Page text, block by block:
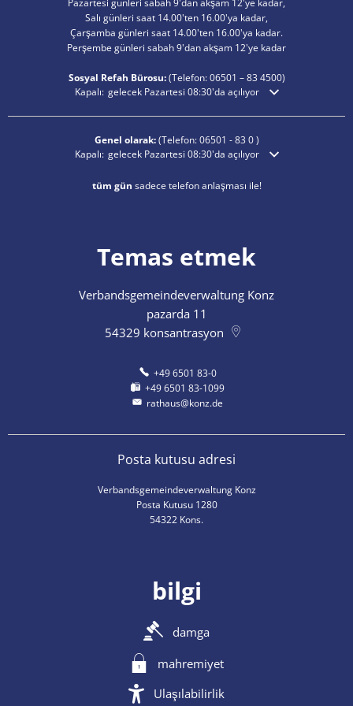
Pazartesi günleri sabah 9'dan akşam 12'ye kadar,
Salı günleri saat 14.00'ten 16.00'ya kadar,
Çarşamba günleri saat 14.00'ten 16.00'ya kadar.
Perşembe günleri sabah 9'dan akşam 12'ye kadar
Sosyal Refah Bürosu:(Telefon:06501 – 834500)
Ek açılış veya kapanış saatlerini gizlemek için tıklayın
Kapalı: gelecek Pazartesi 08:30'da açılıyor
Genel olarak:(Telefon:06501 - 83 0)
Ek açılış veya kapanış saatlerini gizlemek için tıklayın
Kapalı: gelecek Pazartesi 08:30'da açılıyor
tüm gün sadece telefon anlaşması ile!
Temas etmek
Verbandsgemeindeverwaltung Konz
pazarda 11
54329 konsantrasyon
+49 6501 83-0
+49 6501 83-1099
rathaus@konz.de
Posta kutusu adresi
Verbandsgemeindeverwaltung Konz
Posta Kutusu 1280
54322 Kons.
bilgi
damga
mahremiyet
Ulaşılabilirlik